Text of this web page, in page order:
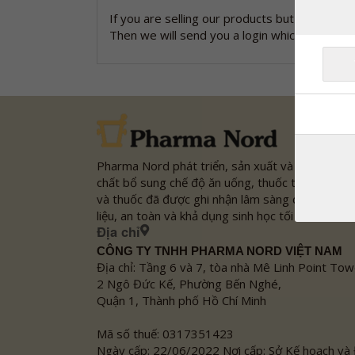
If you are selling our products but not listed
Then we will send you a login which you can
Pharma Nord phát triển, sản xuất và tiếp thị các
chất bổ sung chế độ ăn uống, thuốc thảo dược
và thuốc đã được ghi nhận lâm sàng dựa trên tài
liệu, an toàn và khả dụng sinh học tối ưu.
Địa chỉ
CÔNG TY TNHH PHARMA NORD VIỆT NAM
Địa chỉ: Tầng 6 và 7, tòa nhà Mê Linh Point
2 Ngô Đức Kế, Phường Bến Nghé,
Quận 1, Thành phố Hồ Chí Minh
Mã số thuế: 0317351423
Ngày cấp: 22/06/2022 Nơi cấp: Sở Kế hoạch và